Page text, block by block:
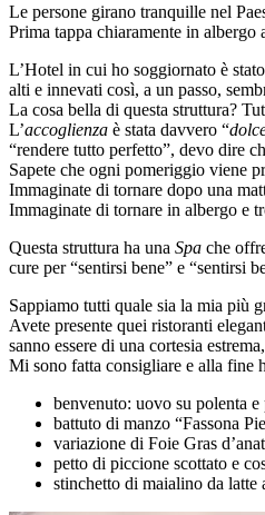
Le persone girano tranquille nel
Prima tappa chiaramente in albergo
L’Hotel in cui ho soggiornato è
alti e innevati così, a un passo,
La cosa bella di questa struttura?
L’accoglienza è stata davvero “
“rendere tutto perfetto”, devo dire
Sapete che ogni pomeriggio viene
Immaginate di tornare dopo una
Immaginate di tornare in albergo e
Questa struttura ha una Spa che
cure per “sentirsi bene” e “sentirsi
Sappiamo tutti quale sia la mia più
Avete presente quei ristoranti
sanno essere di una cortesia
Mi sono fatta consigliare e alla fine
benvenuto: uovo su polenta
battuto di manzo “Fassona
variazione di Foie Gras
petto di piccione scottato e
stinchetto di maialino da